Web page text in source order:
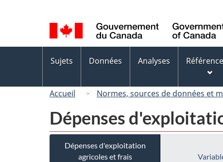
de
la
langue
des
Sujets Données Analyses
Accueil Normes, sources de données et
Dépenses
Dépenses d'exploitation
agricoles et frais